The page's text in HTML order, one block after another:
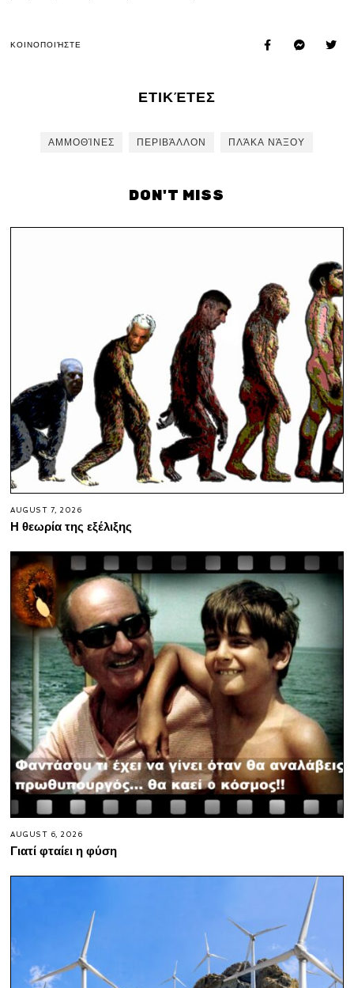
ΚΟΙΝΟΠΟΙΉΣΤΕ
ΕΤΙΚΈΤΕΣ
ΑΜΜΟΘΊΝΕΣ ΠΕΡΙΒΆΛΛΟΝ ΠΛΆΚΑ ΝΆΞΟΥ
DON'T MISS
AUGUST 7, 2026
Η θεωρία της εξέλιξης
AUGUST 6, 2026
Γιατί φταίει η φύση